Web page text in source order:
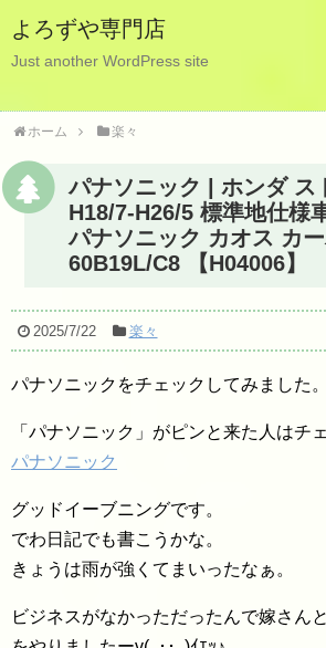
よろずや専門店
Just another WordPress site
ホーム 楽々
パナソニック | ホンダ ス
H18/7-H26/5 標準地仕様
パナソニック カオス カ
60B19L/C8 【H04006】
2025/7/22 楽々
パナソニックをチェックしてみました。
「パナソニック」がピンと来た人はチ
パナソニック
グッドイーブニングです。
でわ日記でも書こうかな。
きょうは雨が強くてまいったなぁ。
ビジネスがなかっただったんで嫁さん